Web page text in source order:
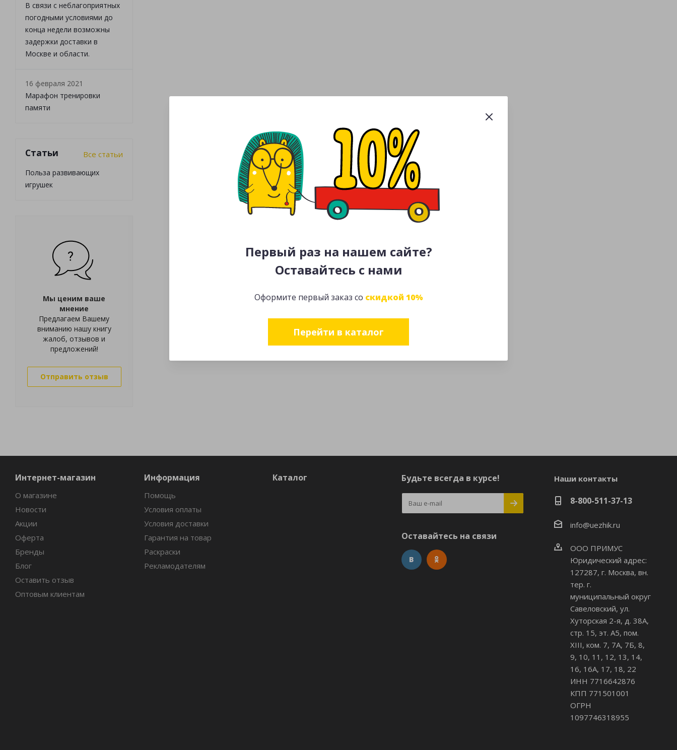
Первый раз на нашем сайте?
Оставайтесь с нами
Оформите первый заказ со скидкой 10%
Перейти в каталог
В связи с неблагоприятных
погодными условиями до
конца недели возможны
задержки доставки в
Москве и области.
16 февраля 2021
Марафон тренировки
памяти
Статьи Все статьи
Польза развивающих
игрушек
Мы ценим ваше
мнение
Предлагаем Вашему
вниманию нашу книгу
жалоб, отзывов и
предложений!
Отправить отзыв
Интернет-магазин
О магазине
Новости
Акции
Оферта
Бренды
Блог
Оставить отзыв
Оптовым клиентам
Информация
Помощь
Условия оплаты
Условия доставки
Гарантия на товар
Раскраски
Рекламодателям
Каталог Будьте всегда в курсе!
Оставайтесь на связи
Наши контакты
8-800-511-37-13
info@uezhik.ru
ООО ПРИМУС
Юридический адрес:
127287, г. Москва, вн.
тер. г.
муниципальный округ
Савеловский, ул.
Хуторская 2-я, д. 38А,
стр. 15, эт. А5, пом.
XIII, ком. 7, 7А, 7Б, 8,
9, 10, 11, 12, 13, 14,
16, 16А, 17, 18, 22
ИНН 7716642876
КПП 771501001
ОГРН
1097746318955